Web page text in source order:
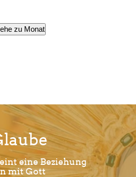
zu Monat
eine Beziehung
mit Gott